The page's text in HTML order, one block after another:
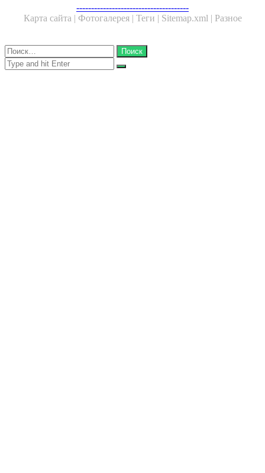
--------------------------------------
Карта сайта | Фотогалерея | Теги | Sitemap.xml | Разное
Close
Найти:
Close
Search